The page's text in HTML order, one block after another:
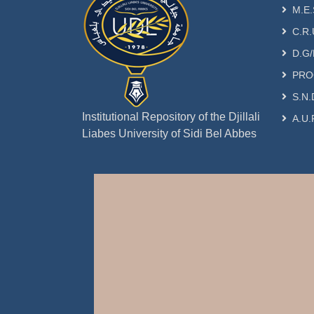
Institutional Repository of the Djillali
Liabes University of Sidi Bel Abbes